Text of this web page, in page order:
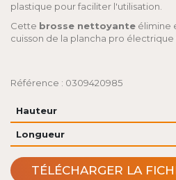
plastique pour faciliter l'utilisation.
Cette brosse nettoyante élimine
cuisson de la plancha pro
Référence : 0309420985
Hauteur
Longueur
TÉLÉCHARGER LA